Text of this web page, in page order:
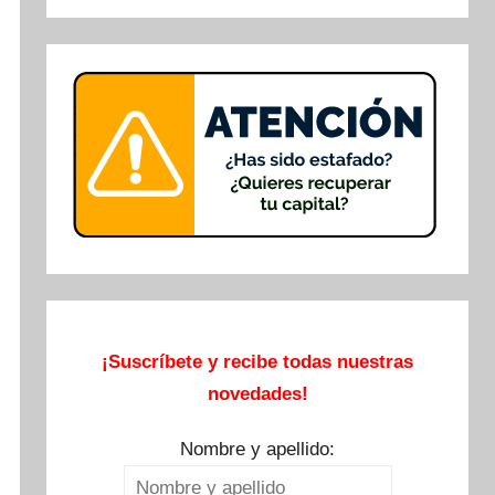
¡Suscríbete y recibe todas nuestras
novedades!
Nombre y apellido: